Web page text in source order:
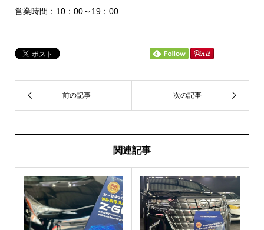
営業時間：10：00～19：00
関連記事